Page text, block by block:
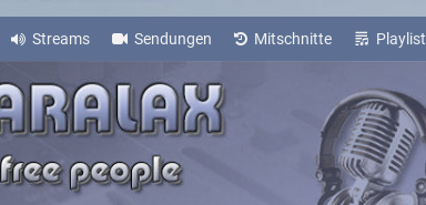
Streams Sendungen Mitschnitte Playlist